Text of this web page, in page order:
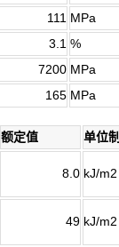
111 MPa
3.1 %
7200 MPa
165 MPa
额定值 单位制
8.0 kJ/m2
49 kJ/m2